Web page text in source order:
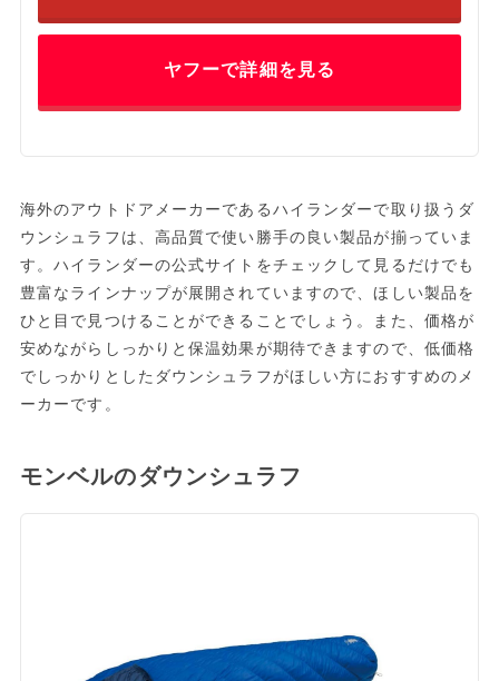
ヤフーで詳細を見る
海外のアウトドアメーカーであるハイランダーで取り扱うダ
ウンシュラフは、高品質で使い勝手の良い製品が揃っていま
す。ハイランダーの公式サイトをチェックして見るだけでも
豊富なラインナップが展開されていますので、ほしい製品を
ひと目で見つけることができることでしょう。また、価格が
安めながらしっかりと保温効果が期待できますので、低価格
でしっかりとしたダウンシュラフがほしい方におすすめのメ
ーカーです。
モンベルのダウンシュラフ